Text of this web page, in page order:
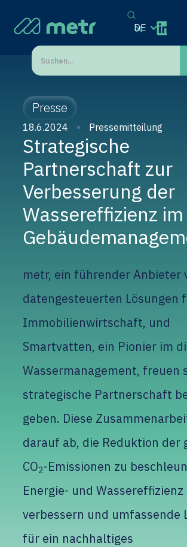
DE
Presse
18.6.2024 Pressemitteilung
Strategische
Partnerschaft zur
Verbesserung der
Wassereffizienz im
metr, ein führender Anbieter
datengesteuerten Lösungen
Immobilienwirtschaft, und
Smartvatten, ein Pionier im
Wassermanagement, freuen
strategische Partnerschaft
geben. Diese
darauf ab, die Reduktion der
CO2-Emissionen zu
Energie- und Wassereffizienz
verbessern und umfassende
für ein nachhaltiges